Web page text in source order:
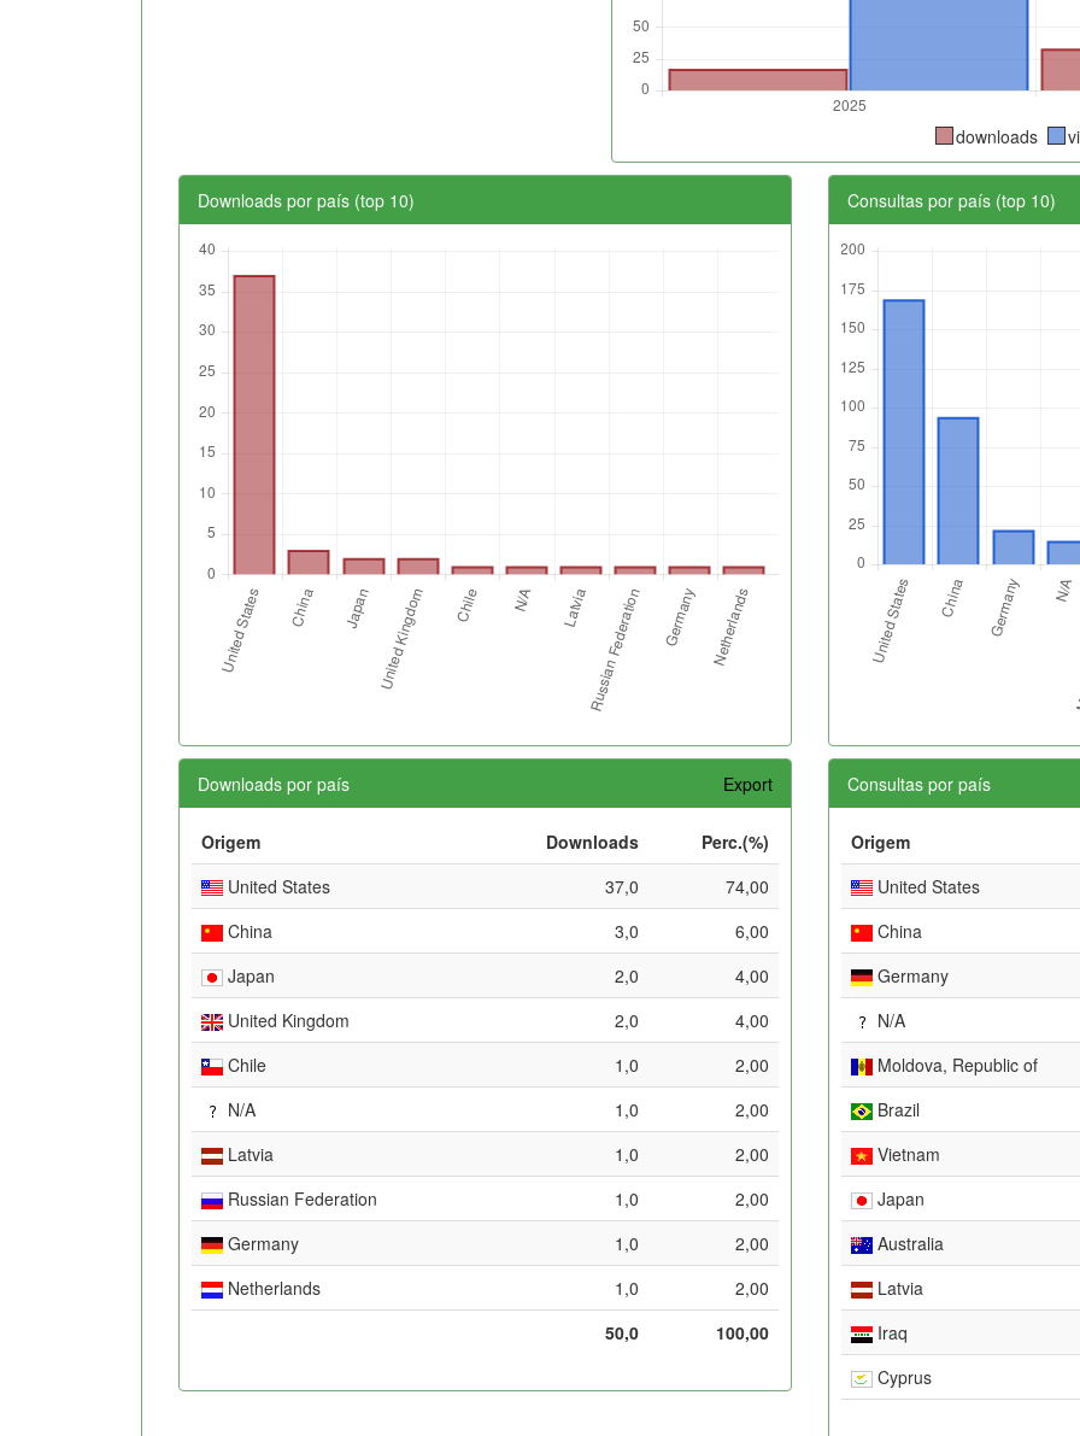
downloads
Downloads por país (top 10) Consultas por país (top 10)
Downloads por país Export
Origem Downloads
Perc.(%)
United States
37,0
74,00
China
3,0
6,00
Japan
2,0
4,00
United Kingdom
2,0
4,00
Chile
1,0
2,00
N/A
1,0
2,00
Latvia
1,0
2,00
Russian Federation
1,0
2,00
Germany
1,0
2,00
Netherlands
1,0
2,00
50,0
100,00
Consultas por país
Origem
United States
China
Germany
N/A
Moldova, Republic of
Brazil
Vietnam
Japan
Australia
Latvia
Iraq
Cyprus